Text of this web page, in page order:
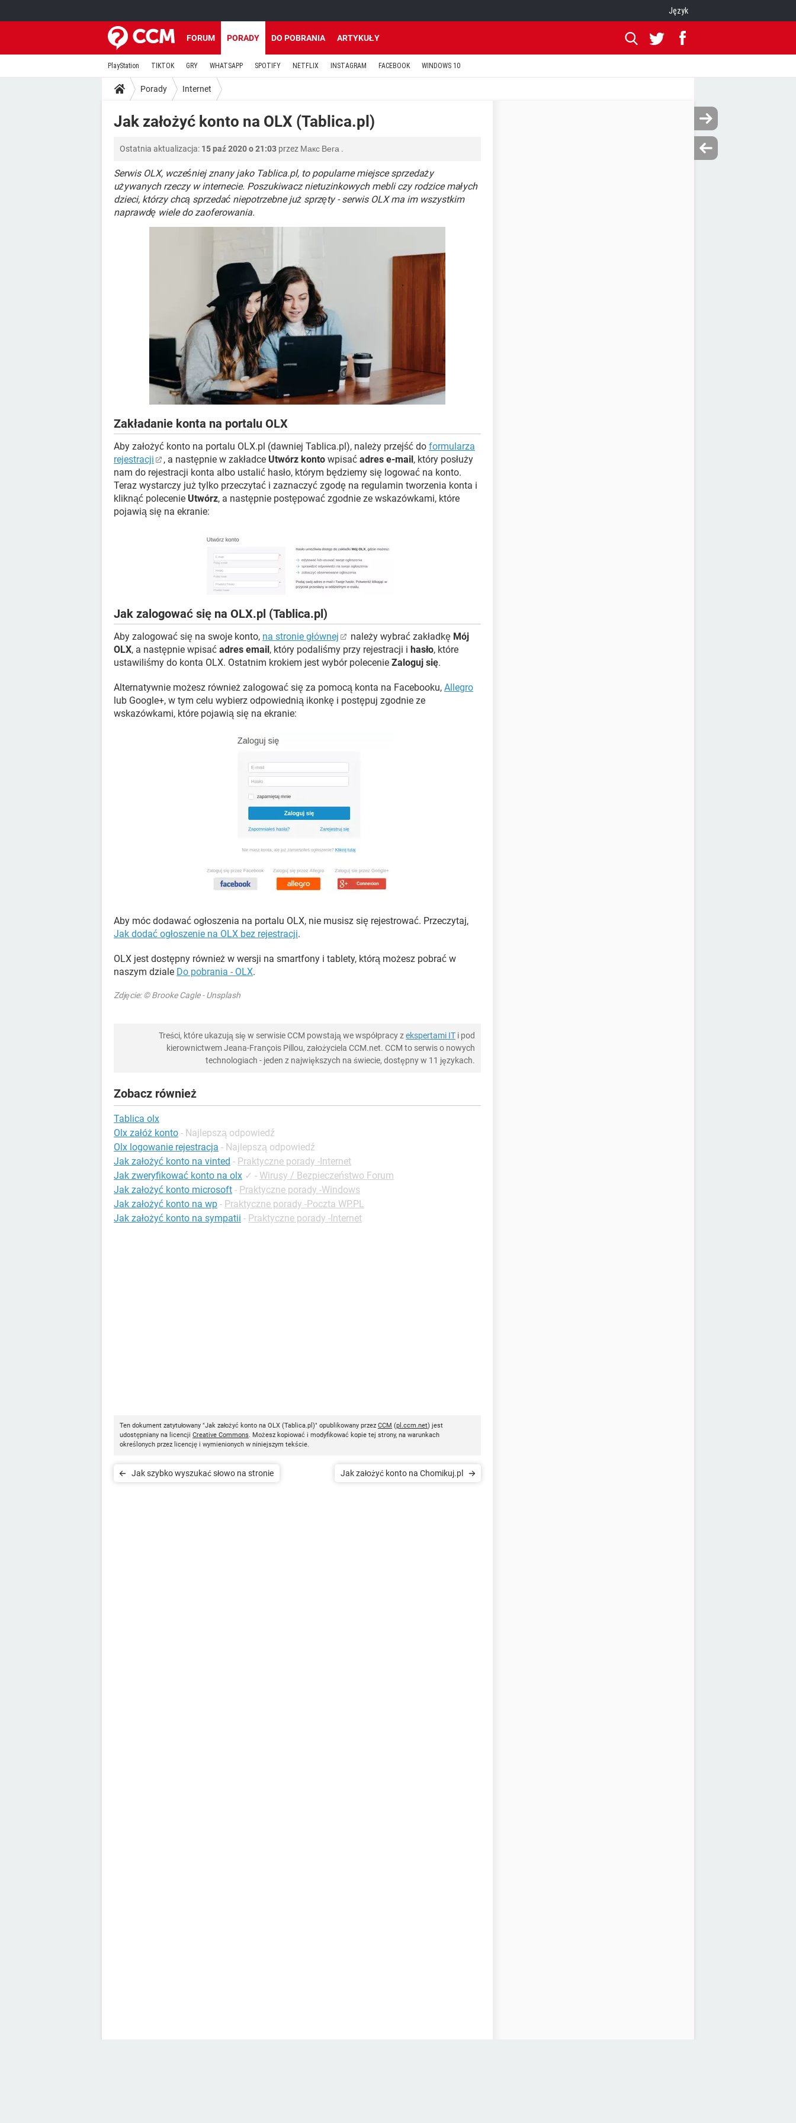
Język
FORUM PORADY DO POBRANIA ARTYKUŁY
PlayStation TIKTOK GRY WHATSAPP SPOTIFY NETFLIX INSTAGRAM FACEBOOK WINDOWS 10
Porady Internet
Jak założyć konto na OLX (Tablica.pl)
Ostatnia aktualizacja: 15 paź 2020 o 21:03 przez Макс Вега .
Serwis OLX, wcześniej znany jako Tablica.pl, to popularne miejsce sprzedaży
używanych rzeczy w internecie. Poszukiwacz nietuzinkowych mebli czy rodzice małych
dzieci, którzy chcą sprzedać niepotrzebne już sprzęty - serwis OLX ma im wszystkim
naprawdę wiele do zaoferowania.
Zakładanie konta na portalu OLX
Aby założyć konto na portalu OLX.pl (dawniej Tablica.pl), należy przejść do formularza
rejestracji
, a następnie w zakładce Utwórz konto wpisać adres e-mail , który posłuży
nam do rejestracji konta albo ustalić hasło, którym będziemy się logować na konto.
Teraz wystarczy już tylko przeczytać i zaznaczyć zgodę na regulamin tworzenia konta i
kliknąć polecenie Utwórz, a następnie postępować zgodnie ze wskazówkami, które
pojawią się na ekranie:
Jak zalogować się na OLX.pl (Tablica.pl)
Aby zalogować się na swoje konto, na stronie głównej należy wybrać zakładkę Mój
OLX, a następnie wpisać adres email , który podaliśmy przy rejestracji i hasło, które
ustawiliśmy do konta OLX. Ostatnim krokiem jest wybór polecenie Zaloguj się.
Alternatywnie możesz również zalogować się za pomocą konta na Facebooku, Allegro
lub Google+, w tym celu wybierz odpowiednią ikonkę i postępuj zgodnie ze
wskazówkami, które pojawią się na ekranie:
Aby móc dodawać ogłoszenia na portalu OLX, nie musisz się rejestrować. Przeczytaj,
Jak dodać ogłoszenie na OLX bez rejestracji.
OLX jest dostępny również w wersji na smartfony i tablety, którą możesz pobrać w
naszym dziale Do pobrania - OLX.
Zdjęcie: © Brooke Cagle - Unsplash
Treści, które ukazują się w serwisie CCM powstają we współpracy zekspertami IT i pod
kierownictwem Jeana-François Pillou, założyciela CCM.net. CCM to serwis o nowych
technologiach - jeden z największych na świecie, dostępny w 11 językach.
Zobacz również
Tablica olx
Olx załóż konto - Najlepszą odpowiedź
Olx logowanie rejestracja - Najlepszą odpowiedź
Jak założyć konto na vinted - Praktyczne porady -Internet
Jak zweryfikować konto na olx ✓ - Wirusy / Bezpieczeństwo Forum
Jak założyć konto microsoft - Praktyczne porady -Windows
Jak założyć konto na wp - Praktyczne porady -Poczta WP.PL
Jak założyć konto na sympatii - Praktyczne porady -Internet
Ten dokument zatytułowany "Jak założyć konto na OLX (Tablica.pl)" opublikowany przez CCM (pl.ccm.net) jest
udostępniany na licencji Creative Commons. Możesz kopiować i modyfikować kopie tej strony, na warunkach
określonych przez licencję i wymienionych w niniejszym tekście.
Jak szybko wyszukać słowo na stronie Jak założyć konto na Chomikuj.pl